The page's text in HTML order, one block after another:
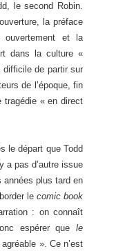
le second Robin.
la préface
et la
dans la culture «
difficile de partir sur
de l’époque, fin
tragédie « en direct
le départ que Todd
a pas d’autre issue
années plus tard en
le comic book
: on connaît
espérer que le
». Ce n’est